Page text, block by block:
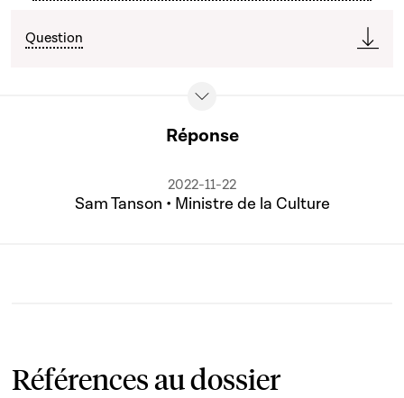
Question
Réponse
2022-11-22
Sam Tanson • Ministre de la Culture
Références au dossier